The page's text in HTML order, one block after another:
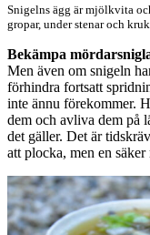
Snigelns ägg är mjölkvita
gropar, under stenar och
Bekämpa
Men även om snigeln
förhindra fortsatt
inte ännu förekommer.
dem och avliva dem på
det gäller. Det är
att plocka, men en säker